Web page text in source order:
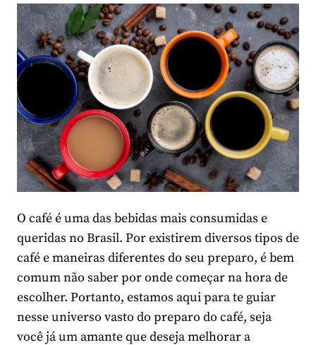
O café é uma das bebidas mais consumidas e
queridas no Brasil. Por existirem diversos tipos de
café e maneiras diferentes do seu preparo, é bem
comum não saber por onde começar na hora de
escolher. Portanto, estamos aqui para te guiar
nesse universo vasto do preparo do café, seja
você já um amante que deseja melhorar a